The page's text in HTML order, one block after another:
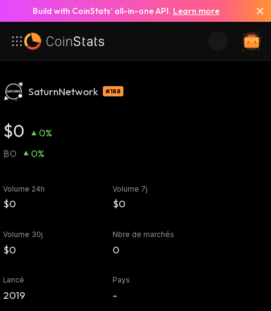
Build with CoinStats’ all-in-one API. Learn more
SaturnNetwork #188
$0
0%
฿0
0%
Volume 24h
$0
Volume 7j
$0
Volume 30j
$0
Nbre de marchés
0
Lancé
2019
Pays
-